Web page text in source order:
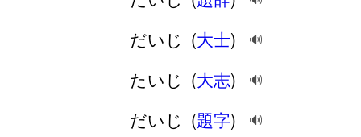
だいじ (大士) 🔊
たいじ (大志) 🔊
だいじ (題字) 🔊